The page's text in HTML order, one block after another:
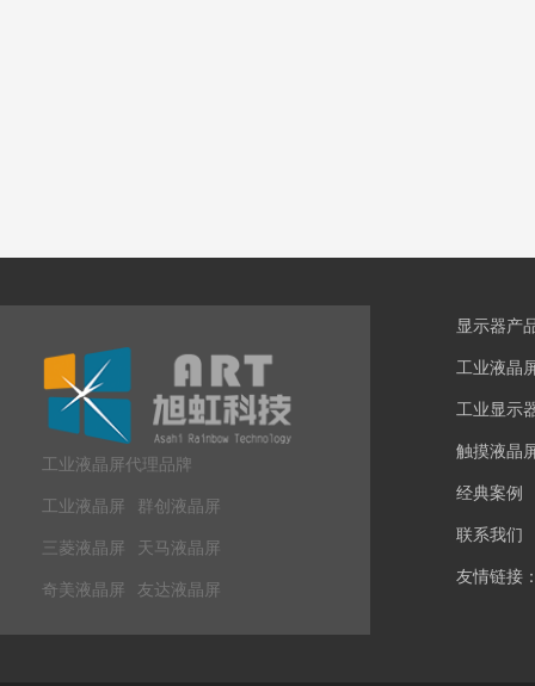
工业液晶屏代理品牌
工业液晶屏 群创液晶屏
三菱液晶屏 天马液晶屏
奇美液晶屏 友达液晶屏
显示器产
工业液晶
工业显示
触摸液晶
经典案例
联系我们
友情链接